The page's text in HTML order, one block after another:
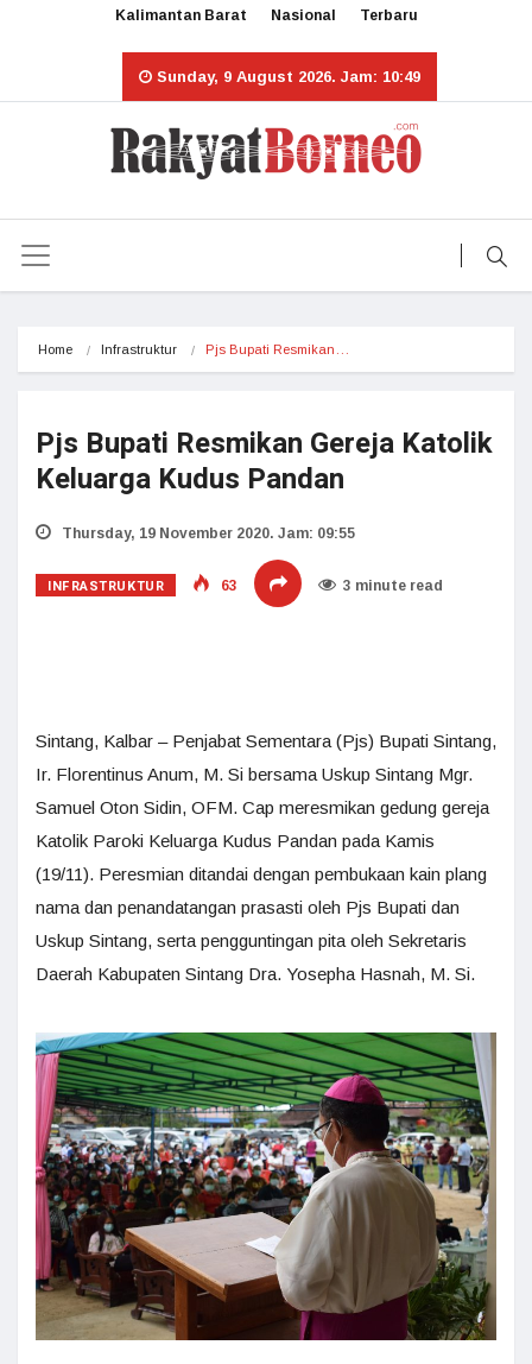
Kalimantan Barat Nasional Terbaru
Sunday, 9 August 2026. Jam: 10:49
Home Infrastruktur Pjs Bupati Resmikan…
Pjs Bupati Resmikan Gereja Katolik
Keluarga Kudus Pandan
Thursday, 19 November 2020. Jam: 09:55
INFRASTRUKTUR 63 3 minute read
Sintang, Kalbar – Penjabat Sementara (Pjs) Bupati Sintang,
Ir. Florentinus Anum, M. Si bersama Uskup Sintang Mgr.
Samuel Oton Sidin, OFM. Cap meresmikan gedung gereja
Katolik Paroki Keluarga Kudus Pandan pada Kamis
(19/11). Peresmian ditandai dengan pembukaan kain plang
nama dan penandatangan prasasti oleh Pjs Bupati dan
Uskup Sintang, serta pengguntingan pita oleh Sekretaris
Daerah Kabupaten Sintang Dra. Yosepha Hasnah, M. Si.